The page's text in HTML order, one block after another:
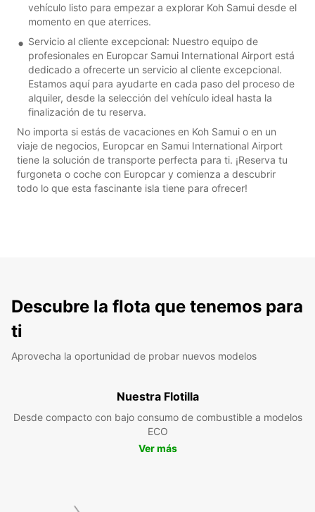
vehículo listo para empezar a explorar Koh Samui desde el
momento en que aterrices.
Servicio al cliente excepcional: Nuestro equipo de
profesionales en Europcar Samui International Airport está
dedicado a ofrecerte un servicio al cliente excepcional.
Estamos aquí para ayudarte en cada paso del proceso de
alquiler, desde la selección del vehículo ideal hasta la
finalización de tu reserva.
No importa si estás de vacaciones en Koh Samui o en un
viaje de negocios, Europcar en Samui International Airport
tiene la solución de transporte perfecta para ti. ¡Reserva tu
furgoneta o coche con Europcar y comienza a descubrir
todo lo que esta fascinante isla tiene para ofrecer!
Descubre la flota que tenemos para
ti
Aprovecha la oportunidad de probar nuevos modelos
Nuestra Flotilla
Desde compacto con bajo consumo de combustible a modelos
ECO
Ver más